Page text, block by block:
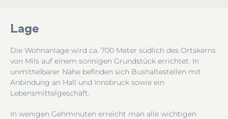
Lage
Die Wohnanlage wird ca. 700 Meter südlich des Ortskerns
von Mils auf einem sonnigen Grundstück errichtet. In
unmittelbarer Nähe befinden sich Bushaltestellen mit
Anbindung an Hall und Innsbruck sowie ein
Lebensmittelgeschäft.
In wenigen Gehminuten erreicht man alle wichtigen